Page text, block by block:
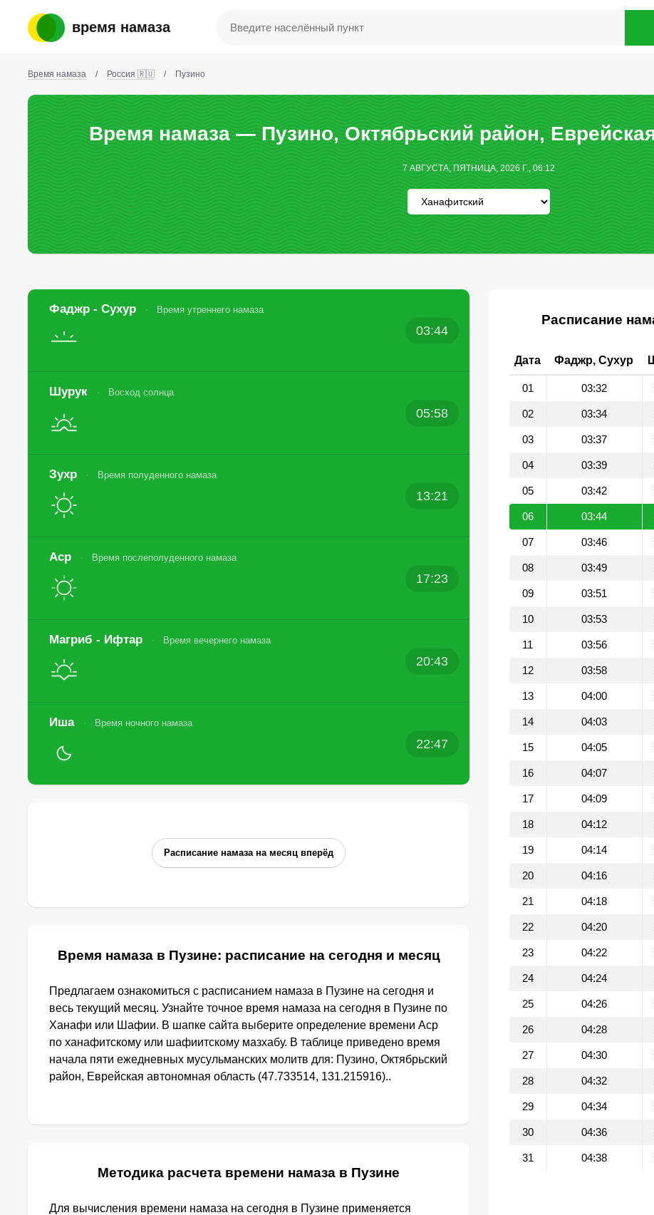
время намаза
Время намаза / Россия 🇷🇺 / Пузино
Время намаза — Пузино, Октябрьский район,
7 АВГУСТА, ПЯТНИЦА, 2026 Г., 06:12
Фаджр - Сухур Время утреннего намаза
03:44
Шурук Восход солнца
05:58
Зухр Время полуденного намаза
13:21
Аср Время послеполуденного намаза
17:23
Магриб - Ифтар Время вечернего намаза
20:43
Иша Время ночного намаза
22:47
Расписание намаза на месяц вперёд
Время намаза в Пузине: расписание на сегодня и месяц
Предлагаем ознакомиться с расписанием намаза в Пузине на сегодня и
весь текущий месяц. Узнайте точное время намаза на сегодня в Пузине по
Ханафи или Шафии. В шапке сайта выберите определение времени Аср
по ханафитскому или шафиитскому мазхабу. В таблице приведено время
начала пяти ежедневных мусульманских молитв для: Пузино, Октябрьский
район, Еврейская автономная область (47.733514, 131.215916)..
Методика расчета времени намаза в Пузине
Для вычисления времени намаза на сегодня в Пузине применяется
Расписание
Дата Фаджр, Сухур
01 03:32
02 03:34
03 03:37
04 03:39
05 03:42
06 03:44
07 03:46
08 03:49
09 03:51
10 03:53
11 03:56
12 03:58
13 04:00
14 04:03
15 04:05
16 04:07
17 04:09
18 04:12
19 04:14
20 04:16
21 04:18
22 04:20
23 04:22
24 04:24
25 04:26
26 04:28
27 04:30
28 04:32
29 04:34
30 04:36
31 04:38